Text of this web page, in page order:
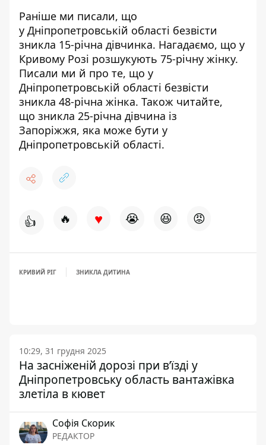
Раніше ми писали, що
у Дніпропетровській області безвісти
зникла 15-річна дівчинка. Нагадаємо, що у
Кривому Розі розшукують 75-річну жінку.
Писали ми й про те, що у
Дніпропетровській області безвісти
зникла 48-річна жінка. Також читайте,
що зникла 25-річна дівчина із
Запоріжжя, яка може бути у
Дніпропетровській області.
👍 🔥 ♥ 😭 😆 😡
КРИВИЙ РІГ ЗНИКЛА ДИТИНА
10:29, 31 грудня 2025
На засніженій дорозі при в’їзді у
Дніпропетровську область вантажівка
злетіла в кювет
Софія Скорик
РЕДАКТОР